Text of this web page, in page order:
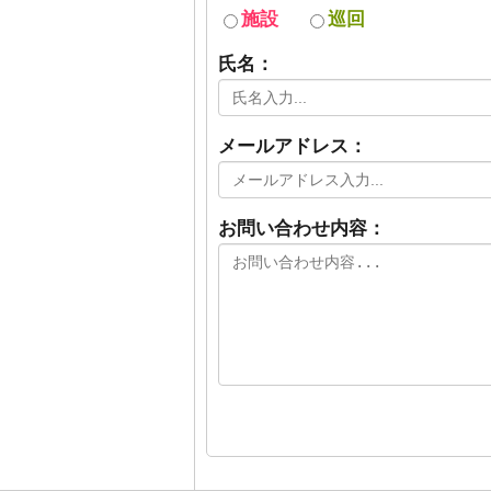
施設
巡回
氏名：
メールアドレス：
お問い合わせ内容：